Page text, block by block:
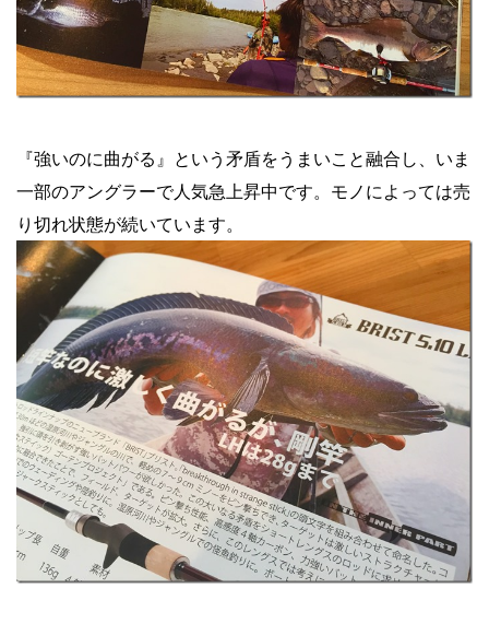
『強いのに曲がる』という矛盾をうまいこと融合し、いま
一部のアングラーで人気急上昇中です。モノによっては売
り切れ状態が続いています。